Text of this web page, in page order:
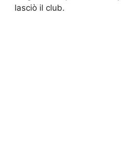
lasciò il club.